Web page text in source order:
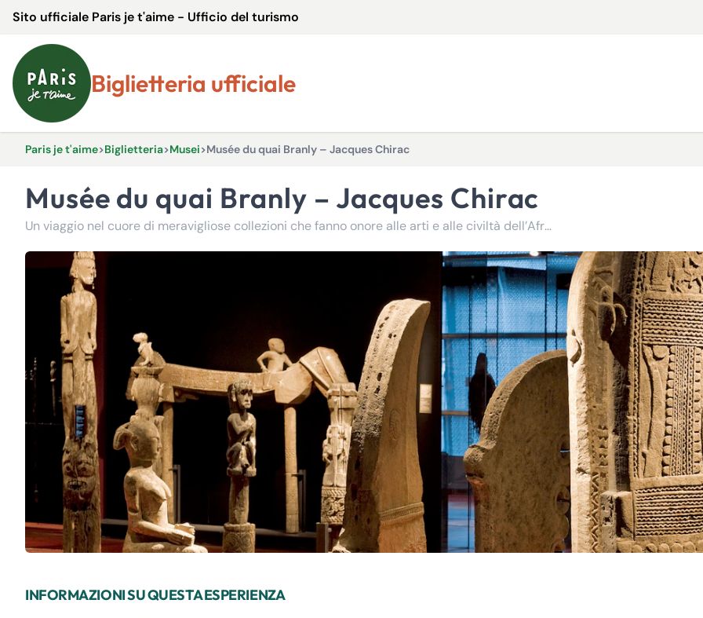
Sito ufficiale Paris je t'aime - Ufficio del turismo
Biglietteria ufficiale
Paris je t'aime>Biglietteria>Musei>Musée du quai Branly – Jacques Chirac
Musée du quai Branly – Jacques Chirac
Un viaggio nel cuore di meravigliose collezioni che fanno onore alle arti e alle civiltà dell’Africa, dell’Asia, dell’Oceania e delle Americhe.
INFORMAZIONI SU QUESTA ESPERIENZA